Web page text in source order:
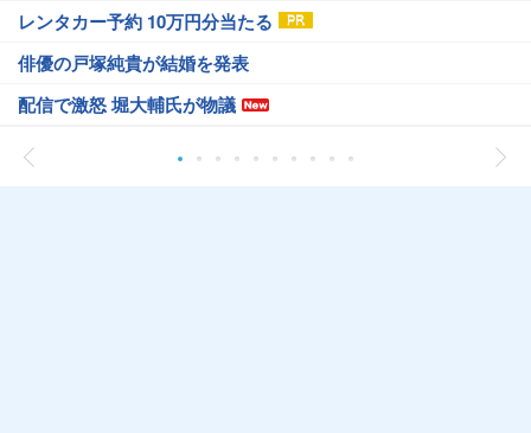
レンタカー予約 10万円分当たる
俳優の戸塚純貴が結婚を発表
配信で激怒 堀大輔氏が物議